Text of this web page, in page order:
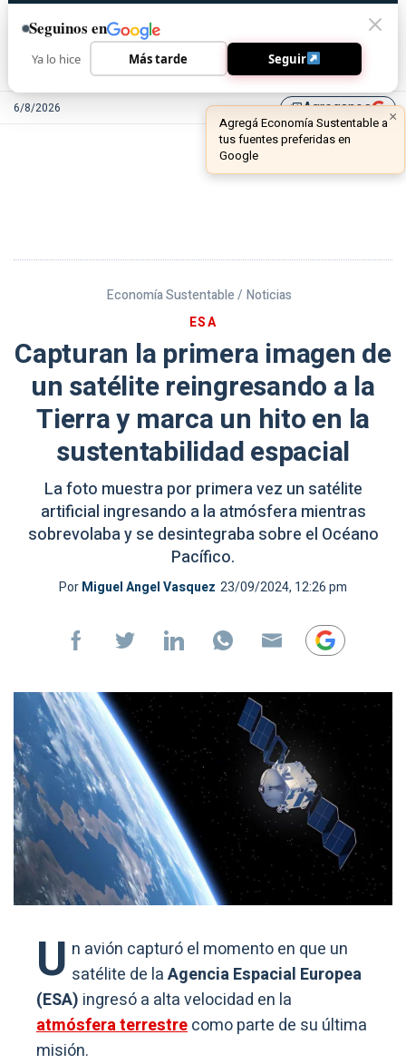
6/8/2026 library_addAgreganos
Economía Sustentable / Noticias
ESA
Capturan la primera imagen de
un satélite reingresando a la
Tierra y marca un hito en la
sustentabilidad espacial
La foto muestra por primera vez un satélite
artificial ingresando a la atmósfera mientras
sobrevolaba y se desintegraba sobre el Océano
Pacífico.
PorMiguel Angel Vasquez 23/09/2024, 12:26 pm
U n avión capturó el momento en que un
satélite de laAgencia Espacial Europea
(ESA) ingresó a alta velocidad en la
atmósfera terrestrecomo parte de su última
misión.
Seguinos en
Ya lo hice Más tarde Seguir